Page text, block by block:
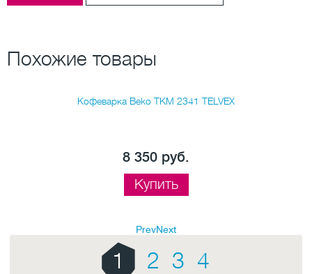
Похожие товары
Кофеварка Beko TKM 2341 TELVEX
8 350 руб.
Купить
PrevNext
1 2 3 4